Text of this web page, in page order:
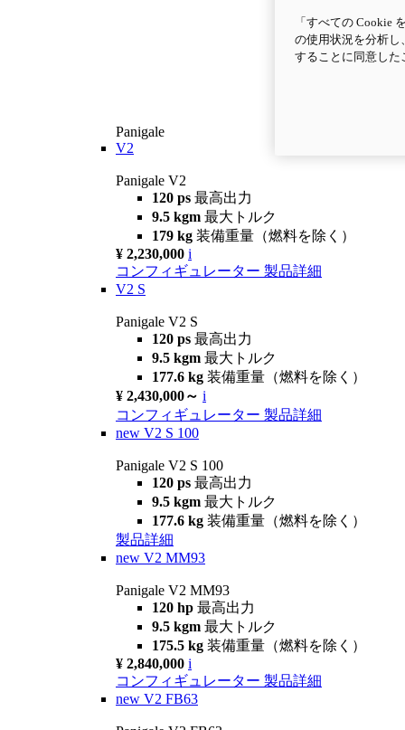
Panigale
V2
Panigale V2
120 ps 最高出力
9.5 kgm 最大トルク
179 kg 装備重量（燃料を除く）
¥ 2,230,000 i
コンフィギュレーター 製品詳細
V2 S
Panigale V2 S
120 ps 最高出力
9.5 kgm 最大トルク
177.6 kg 装備重量（燃料を除く）
¥ 2,430,000～ i
コンフィギュレーター 製品詳細
new V2 S 100
Panigale V2 S 100
120 ps 最高出力
9.5 kgm 最大トルク
177.6 kg 装備重量（燃料を除く）
製品詳細
new V2 MM93
Panigale V2 MM93
120 hp 最高出力
9.5 kgm 最大トルク
175.5 kg 装備重量（燃料を除く）
¥ 2,840,000 i
コンフィギュレーター 製品詳細
new V2 FB63
「すべての Cookie
の使用状況を分析し
することに同意し